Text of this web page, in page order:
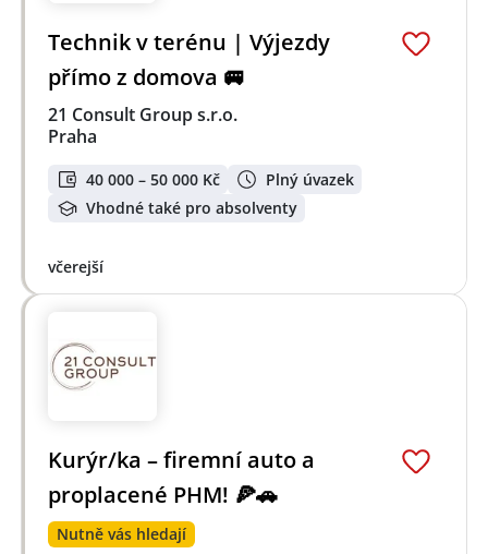
Technik v terénu | Výjezdy
přímo z domova 🚐
21 Consult Group s.r.o.
Praha
40 000 – 50 000 Kč
Plný úvazek
Vhodné také pro absolventy
včerejší
Kurýr/ka – firemní auto a
proplacené PHM! 🍕🚗
Nutně vás hledají